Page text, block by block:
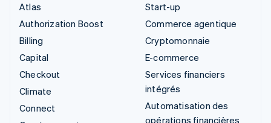
Atlas
Authorization Boost
Billing
Capital
Checkout
Climate
Connect
Start-up
Commerce agentique
Cryptomonnaie
E-commerce
Services financiers
intégrés
Automatisation des
opérations financières